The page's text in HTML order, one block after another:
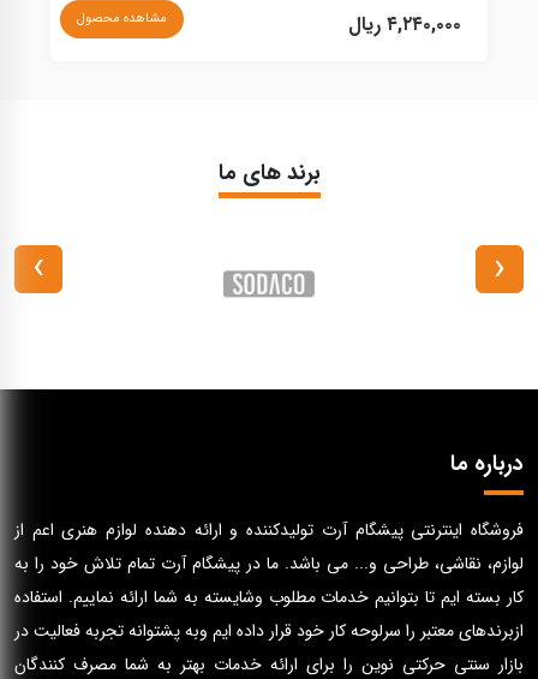
۴,۲۴۰,۰۰۰ ریال مشاهده محصول
برند های ما
‹
›
درباره ما
فروشگاه اینترنتی پیشگام آرت تولیدکننده و ارائه دهنده لوازم هنری اعم از
لوازم، نقاشی، طراحی و... می باشد. ما در پیشگام آرت تمام تلاش خود را به
کار بسته ایم تا بتوانیم خدمات مطلوب وشایسته به شما ارائه نماییم. استفاده
ازبرندهای معتبر را سرلوحه کار خود قرار داده ایم وبه پشتوانه تجربه فعالیت در
بازار سنتی حرکتی نوین را برای ارائه خدمات بهتر به شما مصرف کنندگان